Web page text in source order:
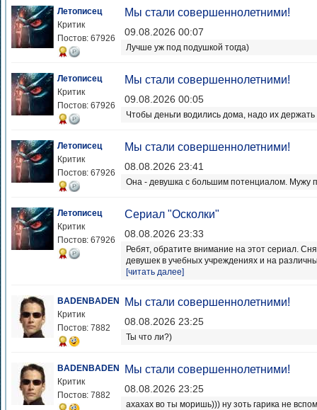
Летописец
Критик
Постов: 67926
Мы стали совершеннолетними!
09.08.2026 00:07
Лучше уж под подушкой тогда)
Летописец
Критик
Постов: 67926
Мы стали совершеннолетними!
09.08.2026 00:05
Чтобы деньги водились дома, надо их
Летописец
Критик
Постов: 67926
Мы стали совершеннолетними!
08.08.2026 23:41
Она - девушка с большим потенциалом. Мужу
Летописец
Критик
Постов: 67926
Сериал "Осколки"
08.08.2026 23:33
Ребят, обратите внимание на этот сериал.
девушек в учебных учреждениях и на
[читать далее]
BADENBADEN
Критик
Постов: 7882
Мы стали совершеннолетними!
08.08.2026 23:25
Ты что ли?)
BADENBADEN
Критик
Постов: 7882
Мы стали совершеннолетними!
08.08.2026 23:25
ахахах во ты моришь))) ну зоть гарика не